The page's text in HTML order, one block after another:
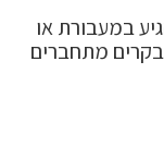
במעבורת או
מתחברים